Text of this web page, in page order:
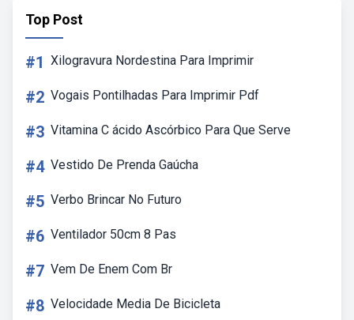
Top Post
#1 Xilogravura Nordestina Para Imprimir
#2 Vogais Pontilhadas Para Imprimir Pdf
#3 Vitamina C ácido Ascórbico Para Que Serve
#4 Vestido De Prenda Gaúcha
#5 Verbo Brincar No Futuro
#6 Ventilador 50cm 8 Pas
#7 Vem De Enem Com Br
#8 Velocidade Media De Bicicleta